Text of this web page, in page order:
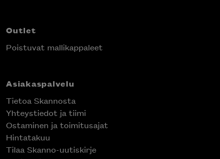
Outlet
Poistuvat mallikappaleet
Asiakaspalvelu
Tietoa Skannosta
Yhteystiedot ja tiimi
Ostaminen ja toimitusajat
Hintatakuu
Tilaa Skanno-uutiskirje